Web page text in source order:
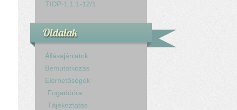
TIOP-1.1.1-12/1
Oldalak
Állásajánlatok
Bemutatkozás
Elérhetőségek
Fogadóóra
Tájékoztatás